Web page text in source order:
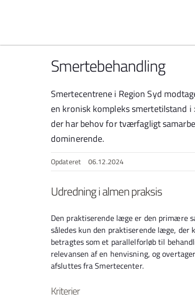
Smertebehandling
Smertecentrene i Region Syd
en kronisk kompleks smertetilstand
der har behov for tværfagligt
dominerende.
Opdateret 06.12.2024
Udredning i almen praksis
Den praktiserende læge er den primære
således kun den praktiserende læge,
betragtes som et parallelforløb til
relevansen af en henvisning, og
afsluttes fra Smertecenter.
Kriterier